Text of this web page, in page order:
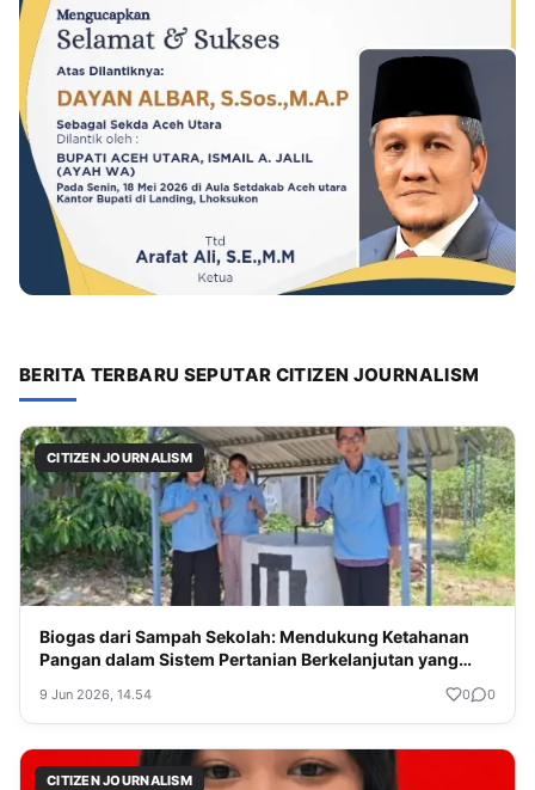
BERITA TERBARU SEPUTAR CITIZEN JOURNALISM
CITIZEN JOURNALISM
Biogas dari Sampah Sekolah: Mendukung Ketahanan
Pangan dalam Sistem Pertanian Berkelanjutan yang
9 Jun 2026, 14.54 0 0
CITIZEN JOURNALISM